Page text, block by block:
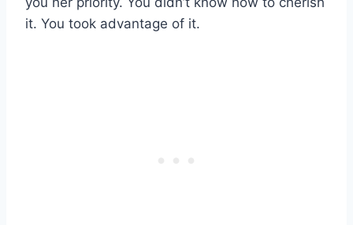
it. You took advantage of it.